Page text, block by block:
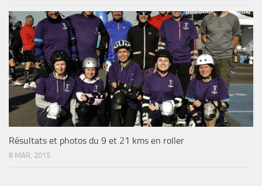
Résultats et photos du 9 et 21 kms en roller
8 MAR, 2015